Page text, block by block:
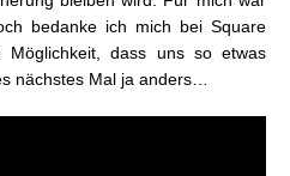
bedanke ich mich bei Square
dass uns so etwas
nächstes Mal ja anders…